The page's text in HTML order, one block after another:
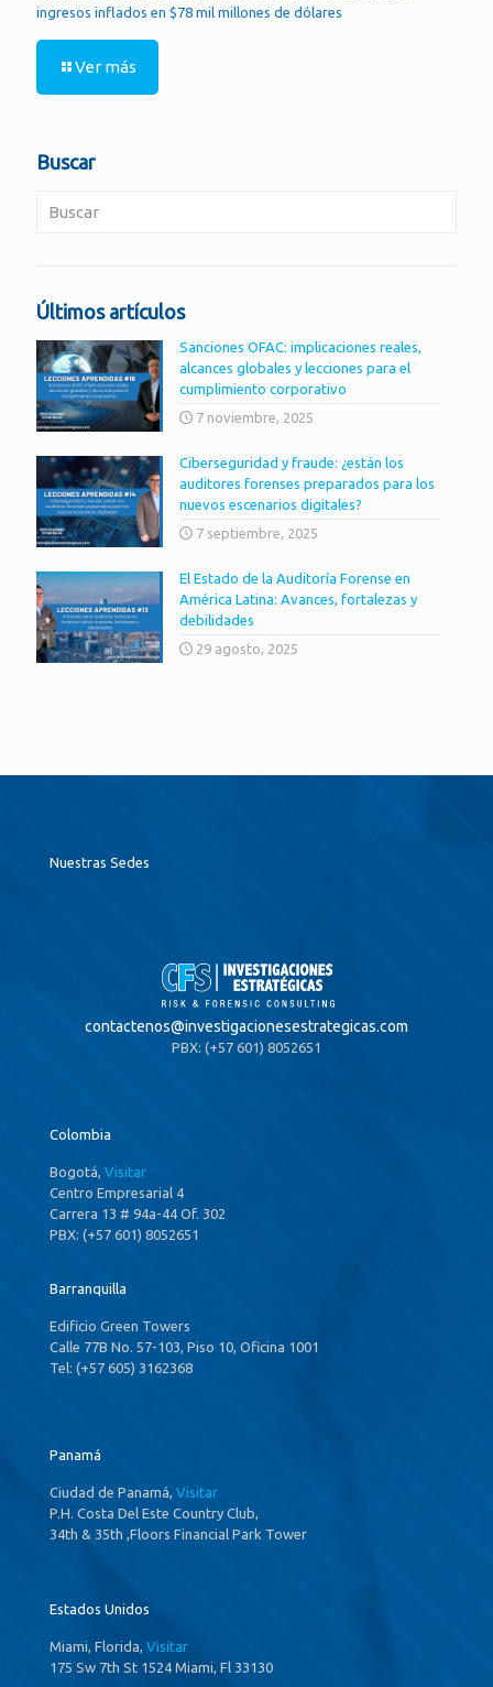
ingresos inflados en $78 mil millones de dólares
Ver más
Buscar
Últimos artículos
Sanciones OFAC: implicaciones reales,
alcances globales y lecciones para el
cumplimiento corporativo
7 noviembre, 2025
Ciberseguridad y fraude: ¿están los
auditores forenses preparados para los
nuevos escenarios digitales?
7 septiembre, 2025
El Estado de la Auditoría Forense en
América Latina: Avances, fortalezas y
debilidades
29 agosto, 2025
Nuestras Sedes
contactenos@investigacionesestrategicas.com
PBX: (+57 601) 8052651
Colombia
Bogotá, Visitar
Centro Empresarial 4
Carrera 13 # 94a-44 Of. 302
PBX: (+57 601) 8052651
Barranquilla
Edificio Green Towers
Calle 77B No. 57-103, Piso 10, Oficina 1001
Tel: (+57 605) 3162368
Panamá
Ciudad de Panamá, Visitar
P.H. Costa Del Este Country Club,
34th & 35th ,Floors Financial Park Tower
Estados Unidos
Miami, Florida, Visitar
175 Sw 7th St 1524 Miami, Fl 33130